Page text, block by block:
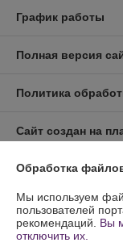
График работы
Полная версия
Политика
Сайт создан на
Юридическое лицо:
223631 РБ Минская
8
Обработка
Мы используем
пользователей
рекомендаций. Вы
отключить их.